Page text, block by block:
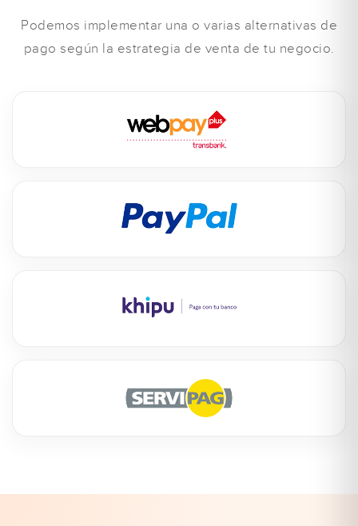
Podemos implementar una o varias alternativas de
pago según la estrategia de venta de tu negocio.